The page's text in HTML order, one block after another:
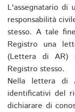
L'assegnatario di
responsabilità
stesso. A tale
Registro una
(Lettera di AR)
Registro stesso.
Nella lettera di
identificativi del
dichiarare di